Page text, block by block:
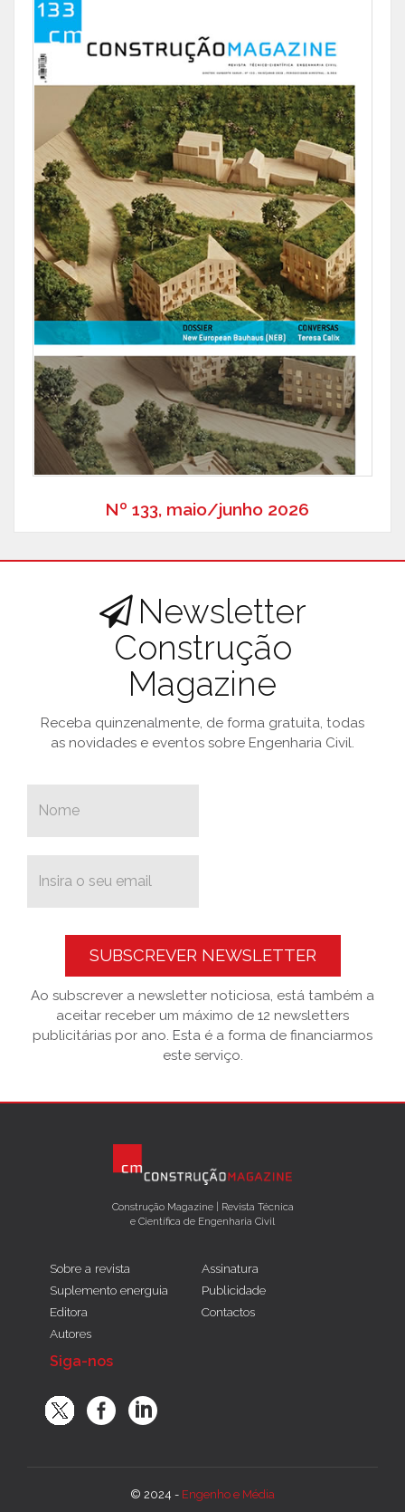
Nº 133, maio/junho 2026
Newsletter
Construção
Magazine
Receba quinzenalmente, de forma gratuita, todas
as novidades e eventos sobre Engenharia Civil.
SUBSCREVER NEWSLETTER
Ao subscrever a newsletter noticiosa, está também a
aceitar receber um máximo de 12 newsletters
publicitárias por ano. Esta é a forma de financiarmos
este serviço.
Construção Magazine | Revista Técnica
e Científica de Engenharia Civil
Sobre a revista
Suplemento energuia
Editora
Autores
Assinatura
Publicidade
Contactos
Siga-nos
© 2024 - Engenho e Média